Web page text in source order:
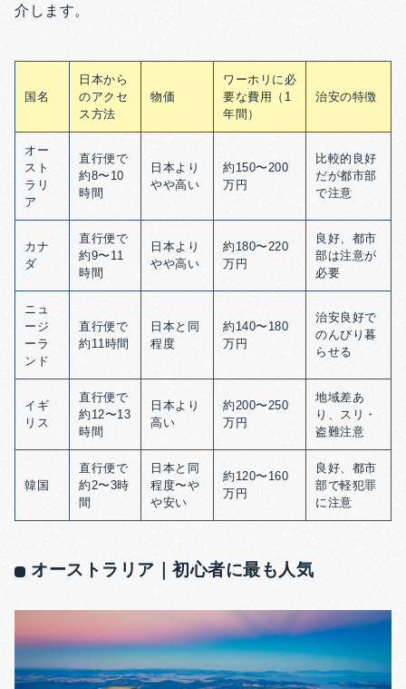
介します。
国名
日本から
のアクセ
ス方法
物価
ワーホリに必
要な費用（1
年間）
治安の特徴
オー
スト
ラリ
ア
直行便で
約8〜10
時間
日本より
やや高い
約150〜200
万円
比較的良好
だが都市部
で注意
カナ
ダ
直行便で
約9〜11
時間
日本より
やや高い
約180〜220
万円
良好、都市
部は注意が
必要
ニュ
ージ
ーラ
ンド
直行便で
約11時間
日本と同
程度
約140〜180
万円
治安良好で
のんびり暮
らせる
イギ
リス
直行便で
約12〜13
時間
日本より
高い
約200〜250
万円
地域差あ
り、スリ・
盗難注意
韓国
直行便で
約2〜3時
間
日本と同
程度〜や
や安い
約120〜160
万円
良好、都市
部で軽犯罪
に注意
オーストラリア｜初心者に最も人気